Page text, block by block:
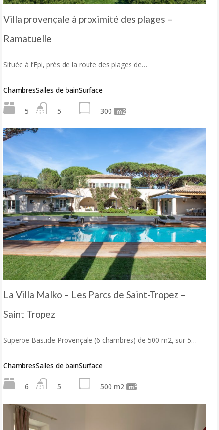
Villa provençale à proximité des plages –
Ramatuelle
Située à l’Epi, près de la route des plages de…
Chambres
5
Salles de bain
5
Surface
300 m2
La Villa Malko – Les Parcs de Saint-Tropez –
Saint Tropez
Superbe Bastide Provençale (6 chambres) de 500 m2, sur 5…
Chambres
6
Salles de bain
5
Surface
500 m2 m²